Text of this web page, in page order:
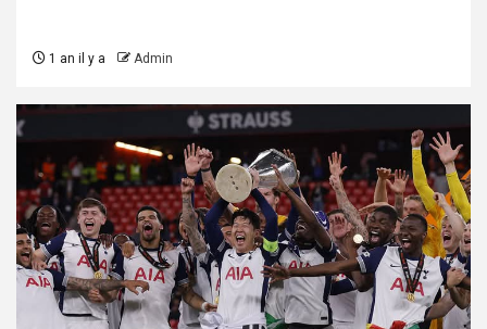
1 an il y a Admin